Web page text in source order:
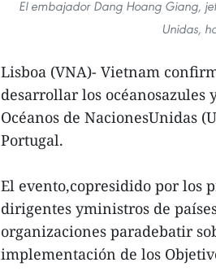
El embajador Dang Hoang Giang,
Unidas,
Lisboa (VNA)- Vietnam
desarrollar los océanosazules
Océanos de NacionesUnidas
Portugal.
El evento,copresidido por los
dirigentes yministros de
organizaciones paradebatir
implementación de los